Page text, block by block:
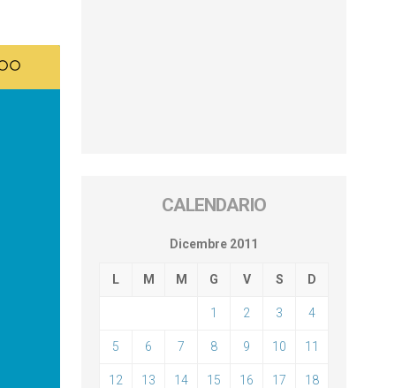
CALENDARIO
Dicembre 2011
L M M G V S D
1 2 3 4
5 6 7 8 9 10 11
12 13 14 15 16 17 18